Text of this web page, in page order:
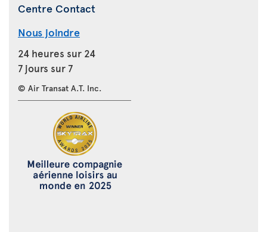
Centre Contact
Nous joindre
24 heures sur 24
7 jours sur 7
© Air Transat A.T. Inc.